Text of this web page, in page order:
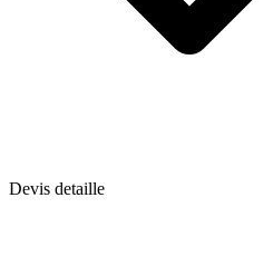
Devis detaille